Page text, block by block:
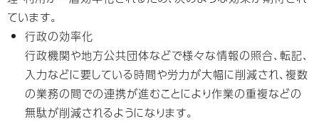
ています。
行政の効率化
行政機関や地方公共団体などで様々な情報の照合、転記、
入力などに要している時間や労力が大幅に削減され、複数
の業務の間での連携が進むことにより作業の重複などの
無駄が削減されるようになります。